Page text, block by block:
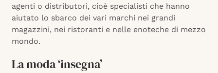
agenti o distributori, cioè specialisti che hanno
aiutato lo sbarco dei vari marchi nei grandi
magazzini, nei ristoranti e nelle enoteche di mezzo
mondo.
La moda ‘insegna’